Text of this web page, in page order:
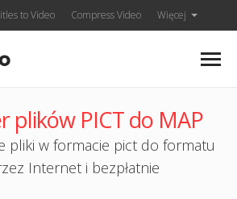
to Video Compress Video Więcej
plików PICT do MAP
pliki w formacie pict do formatu
Internet i bezpłatnie